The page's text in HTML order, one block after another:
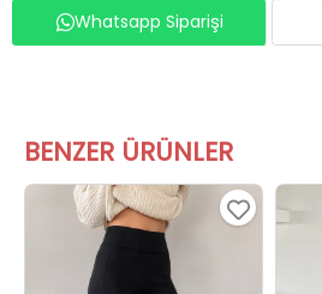
Whatsapp Siparişi
BENZER ÜRÜNLER